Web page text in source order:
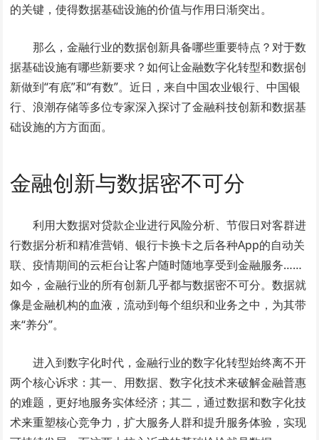
的关键，使得数据基础设施的价值与作用日渐突出。
那么，金融行业的数据创新具备哪些重要特点？对于数
据基础设施有哪些新要求？如何让金融数字化转型和数据创
新做到“有底”和“有数”。近日，来自中国农业银行、中国银
行、浪潮存储等多位专家深入探讨了金融科技创新和数据基
础设施的方方面面。
金融创新与数据密不可分
利用大数据对贷款企业进行风险分析、节假日对客群进
行数据分析和精准营销、银行卡换卡之后各种App的自动关
联、疫情期间的云柜台让客户随时随地享受到金融服务……
如今，金融行业的所有创新几乎都与数据密不可分。数据就
像是金融机构的血液，流动到每个组织和业务之中，为其带
来“养分”。
进入到数字化时代，金融行业的数字化转型始终离不开
两个核心诉求：其一、用数据、数字化技术来破解金融普惠
的难题，更好地服务实体经济；其二，通过数据和数字化技
术来重塑核心竞争力，扩大服务人群和提升服务体验，实现